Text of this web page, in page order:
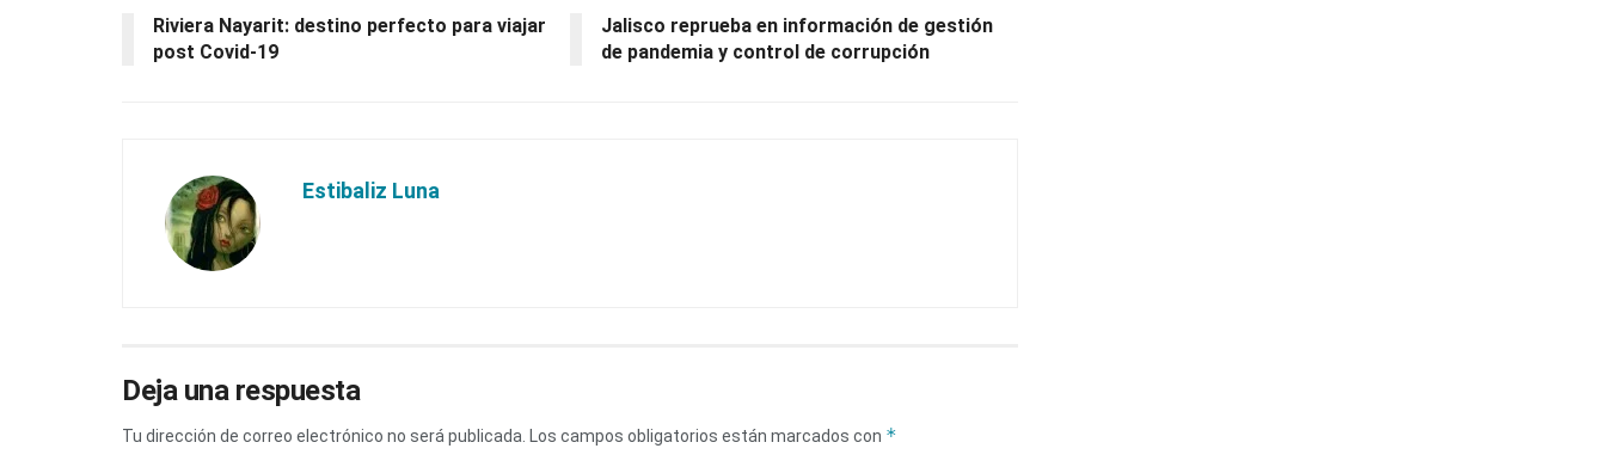
Riviera Nayarit: destino perfecto para viajar
post Covid-19
Jalisco reprueba en información de gestión
de pandemia y control de corrupción
Estibaliz Luna
Deja una respuesta
Tu dirección de correo electrónico no será publicada. Los campos obligatorios están marcados con *